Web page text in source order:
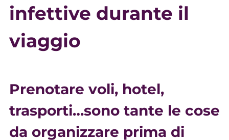
infettive durante il
viaggio
Prenotare voli, hotel,
trasporti…sono tante le cose
da organizzare prima di